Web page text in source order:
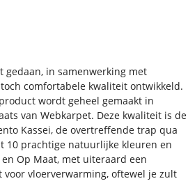
gedaan, in samenwerking met
comfortabele kwaliteit ontwikkeld.
wordt geheel gemaakt in
van Webkarpet. Deze kwaliteit is de
Kassei, de overtreffende trap qua
10 prachtige natuurlijke kleuren en
Op Maat, met uiteraard een
voor vloerverwarming, oftewel je zult